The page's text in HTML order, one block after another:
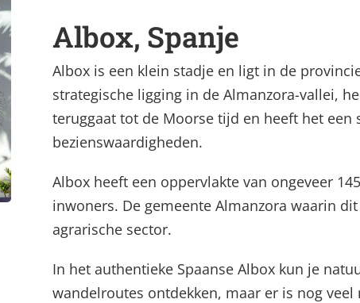
Albox, Spanje
Albox is een klein stadje en ligt in de
strategische ligging in de Almanzora-vallei,
teruggaat tot de Moorse tijd en heeft het
bezienswaardigheden.
Albox heeft een oppervlakte van ongeveer
inwoners. De gemeente Almanzora waarin
agrarische sector.
In het authentieke Spaanse Albox kun je
wandelroutes ontdekken, maar er is nog